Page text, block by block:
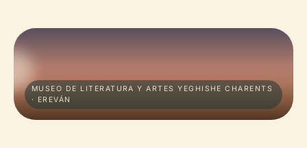
MUSEO DE LITERATURA Y ARTES YEGHISHE CHARENTS
· EREVÁN